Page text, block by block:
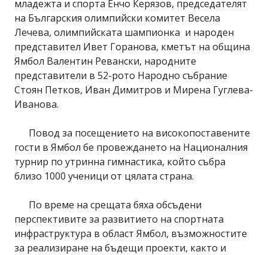
младежта и спорта Енчо Керязов, председателят
на Българския олимпийски комитет Весела
Лечева, олимпийската шампионка и народен
представител Ивет Горанова, кметът на община
Ямбол Валентин Ревански, народните
представители в 52-рото Народно събрание
Стоян Петков, Иван Димитров и Мирена Гуглева-
Иванова.
Повод за посещението на високопоставените
гости в Ямбол бе провеждането на Националния
турнир по утринна гимнастика, който събра
близо 1000 ученици от цялата страна.
По време на срещата бяха обсъдени
перспективите за развитието на спортната
инфраструктура в област Ямбол, възможностите
за реализиране на бъдещи проекти, както и